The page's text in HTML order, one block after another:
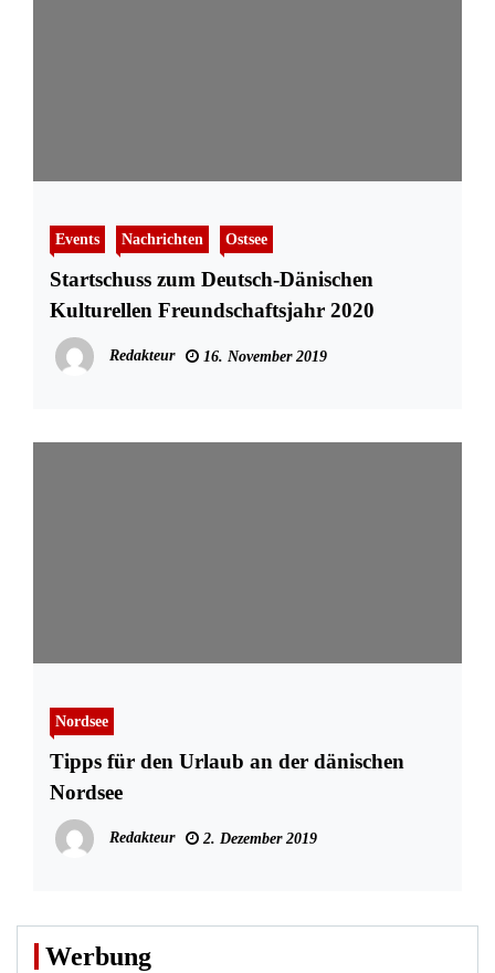
Events Nachrichten Ostsee
Startschuss zum Deutsch-Dänischen
Kulturellen Freundschaftsjahr 2020
Redakteur 16. November 2019
Nordsee
Tipps für den Urlaub an der dänischen
Nordsee
Redakteur 2. Dezember 2019
Werbung